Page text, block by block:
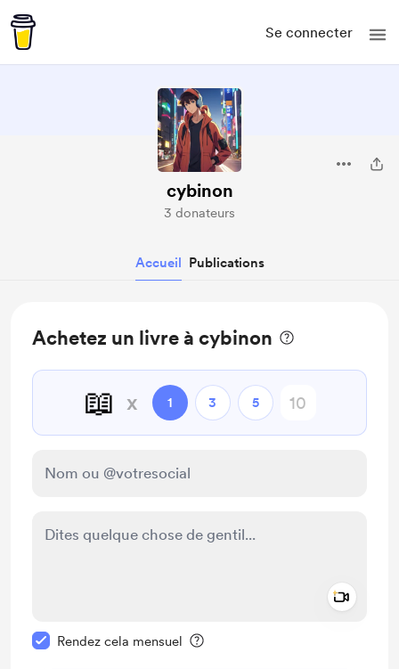
Se connecter
cybinon
3 donateurs
Accueil Publications
Achetez un livre à cybinon
📖 x 1 3 5
Rendez cela mensuel